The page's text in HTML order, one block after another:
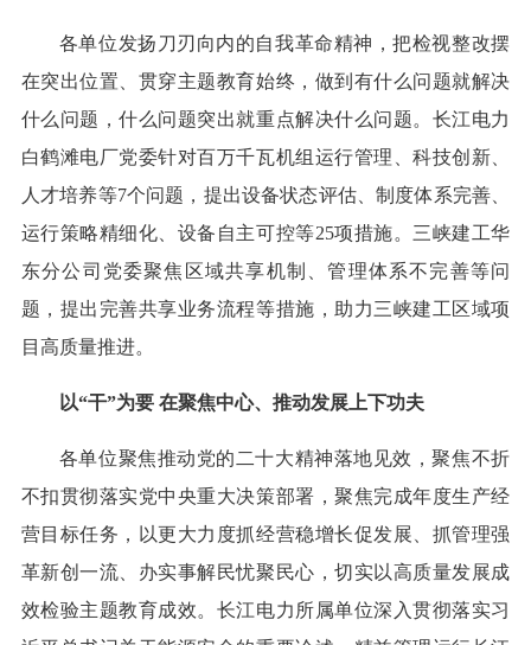
各单位发扬刀刃向内的自我革命精神，把检视整改摆
在突出位置、贯穿主题教育始终，做到有什么问题就解决
什么问题，什么问题突出就重点解决什么问题。长江电力
白鹤滩电厂党委针对百万千瓦机组运行管理、科技创新、
人才培养等7个问题，提出设备状态评估、制度体系完善、
运行策略精细化、设备自主可控等25项措施。三峡建工华
东分公司党委聚焦区域共享机制、管理体系不完善等问
题，提出完善共享业务流程等措施，助力三峡建工区域项
目高质量推进。
以“干”为要 在聚焦中心、推动发展上下功夫
各单位聚焦推动党的二十大精神落地见效，聚焦不折
不扣贯彻落实党中央重大决策部署，聚焦完成年度生产经
营目标任务，以更大力度抓经营稳增长促发展、抓管理强
革新创一流、办实事解民忧聚民心，切实以高质量发展成
效检验主题教育成效。长江电力所属单位深入贯彻落实习